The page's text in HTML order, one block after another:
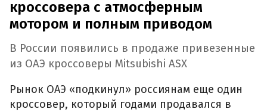
кроссовера с атмосферным
мотором и полным приводом
В России появились в продаже привезенные
из ОАЭ кроссоверы Mitsubishi ASX
Рынок ОАЭ «подкинул» россиянам еще один
кроссовер, который годами продавался в